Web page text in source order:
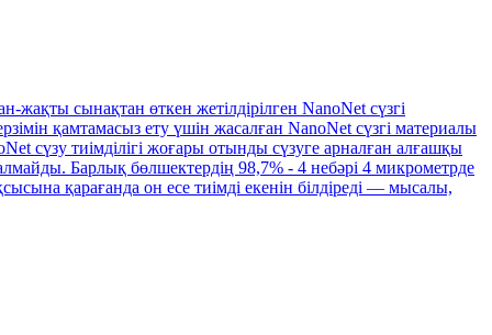
сынақтан өткен жетілдірілген NanoNet сүзгі
қамтамасыз ету үшін жасалған NanoNet сүзгі материалы
сүзу тиімділігі жоғары отынды сүзуге арналған алғашқы
Барлық бөлшектердің 98,7% - 4 небәрі 4 микрометрде
қарағанда он есе тиімді екенін білдіреді — мысалы,